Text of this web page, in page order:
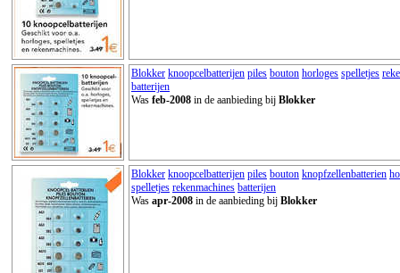
Blokker knoopcelbatterijen piles bouton horloges spelletjes
batterijen
Was feb-2008 in de aanbieding bij Blokker
Blokker knoopcelbatterijen piles bouton knopfzellenbatterien
spelletjes rekenmachines batterijen
Was apr-2008 in de aanbieding bij Blokker